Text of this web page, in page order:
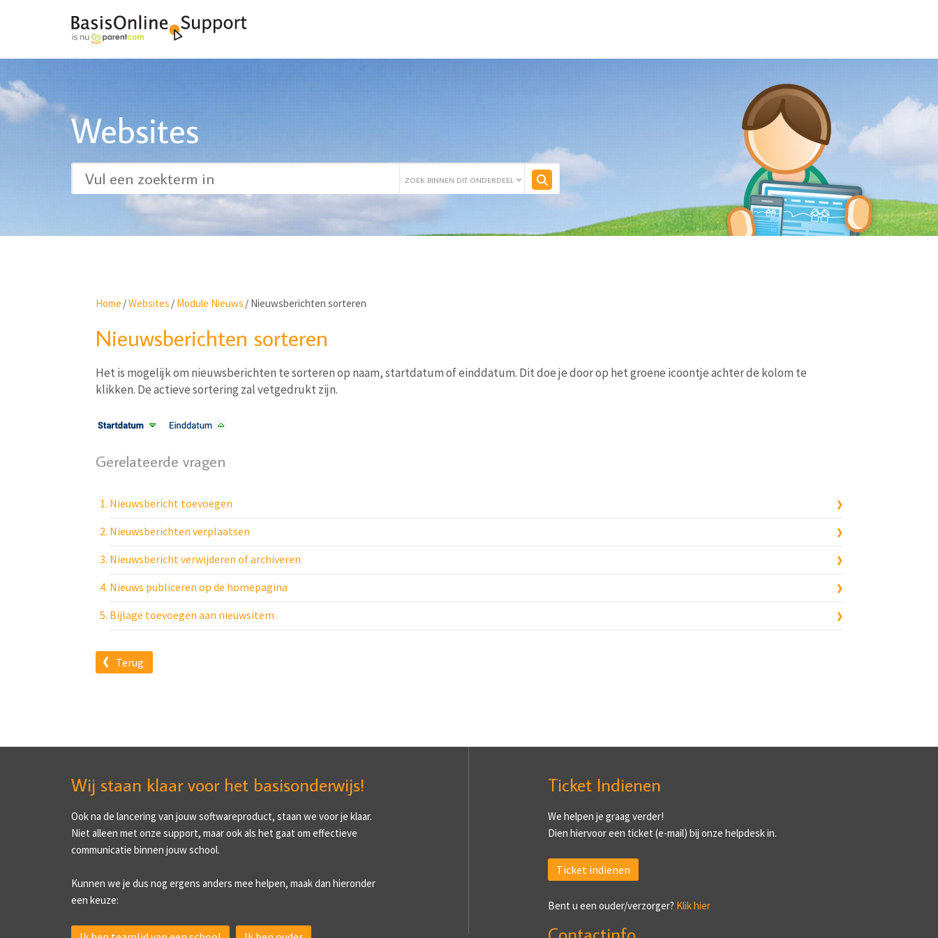
Websites
Home /Websites / Module Nieuws / Nieuwsberichten sorteren
Nieuwsberichten sorteren
Het is mogelijk om nieuwsberichten te sorteren op naam, startdatum of einddatum. Dit doe je door op het groene icoontje achter de kolom te
klikken. De actieve sortering zal vetgedrukt zijn.
Gerelateerde vragen
Nieuwsbericht toevoegen
Nieuwsberichten verplaatsen
Nieuwsbericht verwijderen of archiveren
Nieuws publiceren op de homepagina
Bijlage toevoegen aan nieuwsitem
Terug
Wij staan klaar voor het basisonderwijs!
Ook na de lancering van jouw softwareproduct, staan we voor je klaar.
Niet alleen met onze support, maar ook als het gaat om effectieve
communicatie binnen jouw school.
Kunnen we je dus nog ergens anders mee helpen, maak dan hieronder
een keuze:
Ticket Indienen
We helpen je graag verder!
Dien hiervoor een ticket (e-mail) bij onze helpdesk in.
Ticket indienen
Bent u een ouder/verzorger? Klik hier